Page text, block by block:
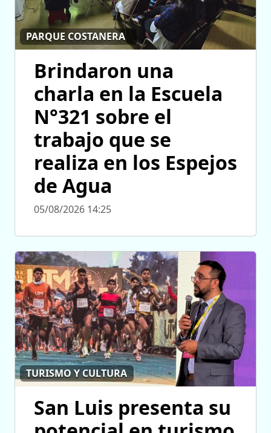
PARQUE COSTANERA
Brindaron una
charla en la Escuela
N°321 sobre el
trabajo que se
realiza en los Espejos
de Agua
05/08/2026 14:25
TURISMO Y CULTURA
San Luis presenta su